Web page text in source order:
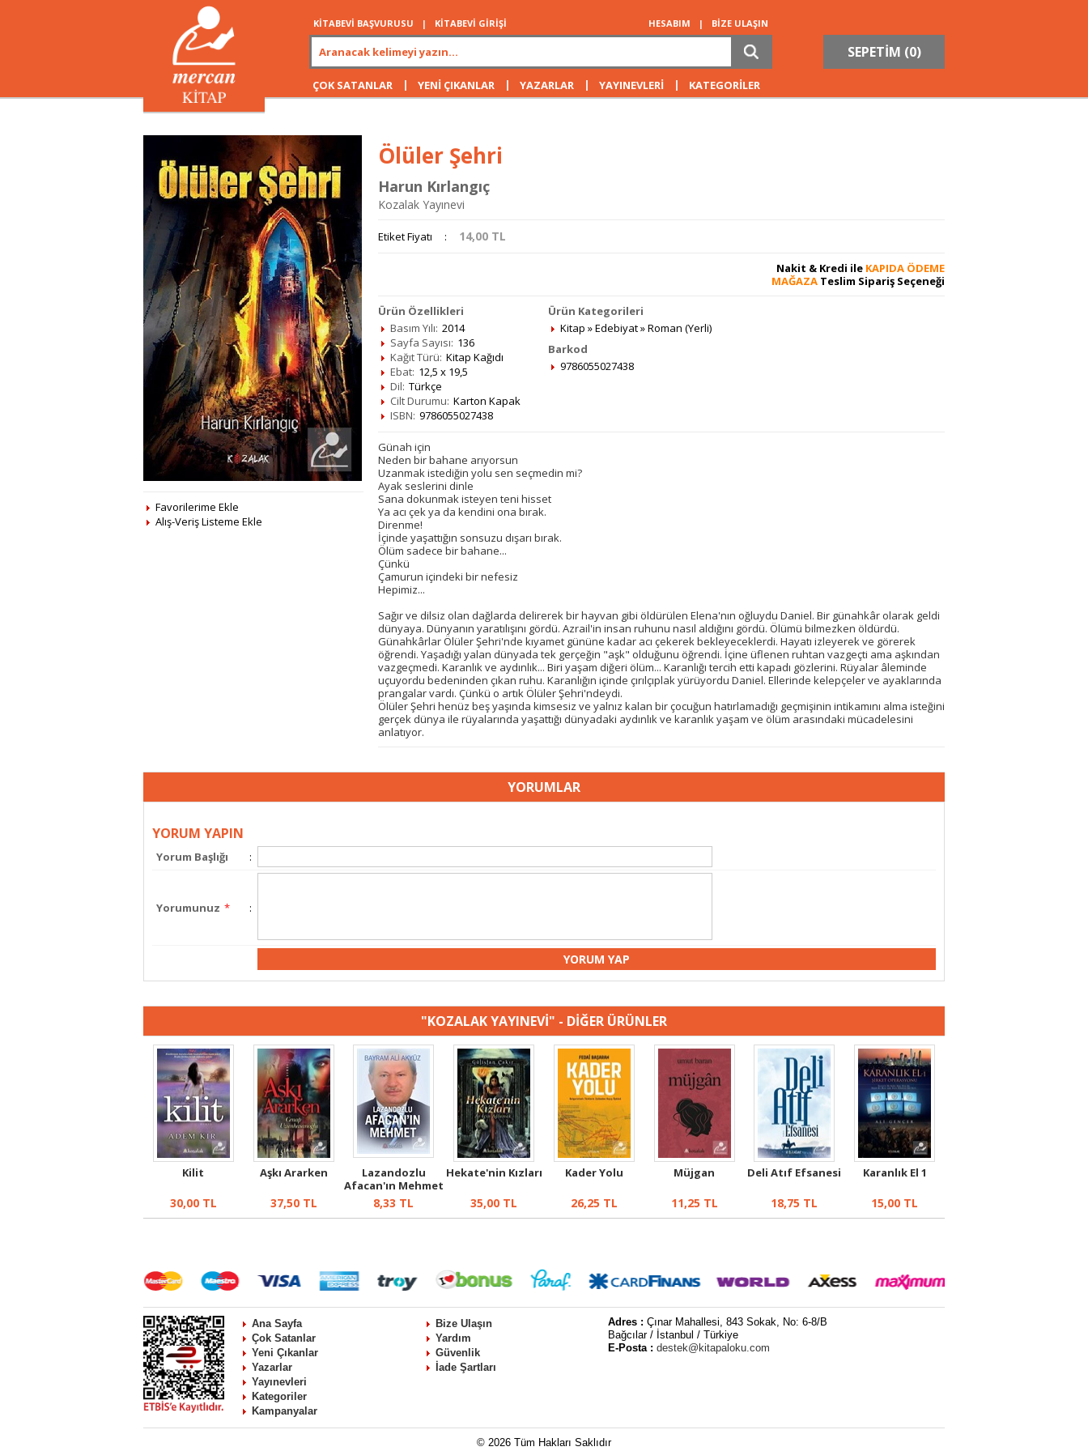
KİTABEVİ BAŞVURUSU | KİTABEVİ GİRİŞİ HESABIM | BİZE ULAŞIN
SEPETİM (0)
ÇOK SATANLAR | YENİ ÇIKANLAR | YAZARLAR | YAYINEVLERİ | KATEGORİLER
Favorilerime Ekle
Alış-Veriş Listeme Ekle
Ölüler Şehri
Harun Kırlangıç
Kozalak Yayınevi
Etiket Fiyatı : 14,00 TL
Nakit & Kredi ile KAPIDA ÖDEME
MAĞAZA Teslim Sipariş Seçeneği
Ürün Özellikleri
Basım Yılı: 2014
Sayfa Sayısı: 136
Kağıt Türü: Kitap Kağıdı
Ebat: 12,5 x 19,5
Dil: Türkçe
Cilt Durumu: Karton Kapak
ISBN: 9786055027438
Ürün Kategorileri
Kitap »Edebiyat»Roman (Yerli)
Barkod
9786055027438
Günah için
Neden bir bahane arıyorsun
Uzanmak istediğin yolu sen seçmedin mi?
Ayak seslerini dinle
Sana dokunmak isteyen teni hisset
Ya acı çek ya da kendini ona bırak.
Direnme!
İçinde yaşattığın sonsuzu dışarı bırak.
Ölüm sadece bir bahane...
Çünkü
Çamurun içindeki bir nefesiz
Hepimiz...
Sağır ve dilsiz olan dağlarda delirerek bir hayvan gibi öldürülen Elena'nın oğluydu Daniel. Bir günahkâr olarak geldi
dünyaya. Dünyanın yaratılışını gördü. Azrail'in insan ruhunu nasıl aldığını gördü. Ölümü bilmezken öldürdü.
Günahkârlar Ölüler Şehri'nde kıyamet gününe kadar acı çekerek bekleyeceklerdi. Hayatı izleyerek ve görerek
öğrendi. Yaşadığı yalan dünyada tek gerçeğin "aşk" olduğunu öğrendi. İçine üflenen ruhtan vazgeçti ama aşkından
vazgeçmedi. Karanlık ve aydınlık... Biri yaşam diğeri ölüm... Karanlığı tercih etti kapadı gözlerini. Rüyalar âleminde
uçuyordu bedeninden çıkan ruhu. Karanlığın içinde çırılçıplak yürüyordu Daniel. Ellerinde kelepçeler ve ayaklarında
prangalar vardı. Çünkü o artık Ölüler Şehri'ndeydi.
Ölüler Şehri henüz beş yaşında kimsesiz ve yalnız kalan bir çocuğun hatırlamadığı geçmişinin intikamını alma isteğini
gerçek dünya ile rüyalarında yaşattığı dünyadaki aydınlık ve karanlık yaşam ve ölüm arasındaki mücadelesini
anlatıyor.
YORUMLAR
YORUM YAPIN
Yorum Başlığı :
Yorumunuz * :
"KOZALAK YAYINEVİ" - DİĞER ÜRÜNLER
Kilit
30,00TL
Aşkı Ararken
37,50TL
Lazandozlu
Afacan'ın Mehmet
8,33 TL
Hekate'nin Kızları
35,00 TL
Kader Yolu
26,25 TL
Müjgan
11,25 TL
Deli Atıf Efsanesi
18,75 TL
Karanlık El 1
15,00 TL
Ana Sayfa
Çok Satanlar
Yeni Çıkanlar
Yazarlar
Yayınevleri
Kategoriler
Kampanyalar
Bize Ulaşın
Yardım
Güvenlik
İade Şartları
Adres :Çınar Mahallesi, 843 Sokak, No: 6-8/B
Bağcılar / İstanbul / Türkiye
E-Posta :destek@kitapaloku.com
© 2026 Tüm Hakları Saklıdır